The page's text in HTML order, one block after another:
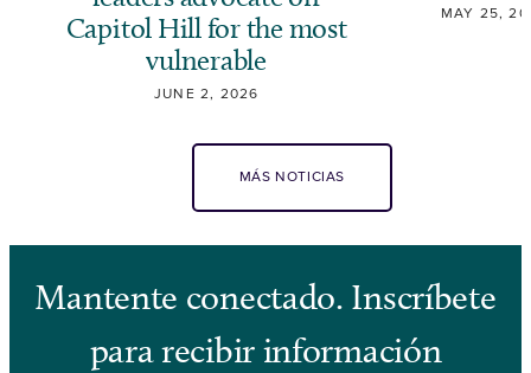
Capitol Hill for the most
vulnerable
JUNE 2, 2026
MAY 25,
MÁS NOTICIAS
Mantente conectado. Inscríbete
para recibir información